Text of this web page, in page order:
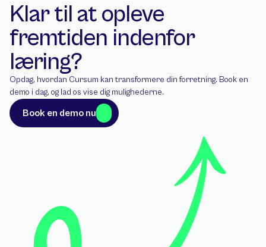
Klar til at opleve
fremtiden indenfor
læring?
Opdag, hvordan Cursum kan transformere din forretning. Book en
demo i dag, og lad os vise dig mulighederne.
Book en demo nu
Book en demo nu